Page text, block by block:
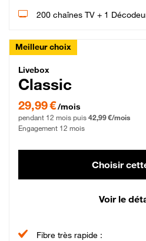
200 chaînes TV + 1
Meilleur choix
Livebox Classic
Livebox
Classic
29,99 € par mois pendant 12 mois puis
29,99 €/mois
pendant 12 mois puis 42,99 €/mois
Engagement 12 mois
Choisir
Voir le
Fibre très rapide :